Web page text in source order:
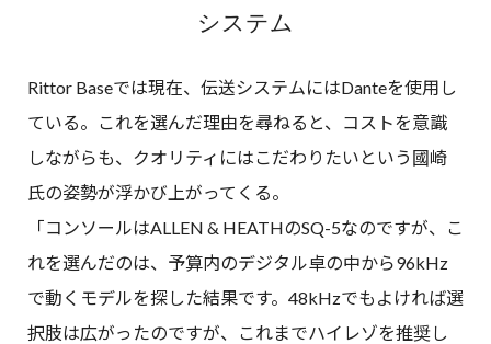
システム
Rittor Baseでは現在、伝送システムにはDanteを使用し
ている。これを選んだ理由を尋ねると、コストを意識
しながらも、クオリティにはこだわりたいという國崎
氏の姿勢が浮かび上がってくる。
「コンソールはALLEN & HEATHのSQ-5なのですが、こ
れを選んだのは、予算内のデジタル卓の中から96kHz
で動くモデルを探した結果です。48kHzでもよければ選
択肢は広がったのですが、これまでハイレゾを推奨し